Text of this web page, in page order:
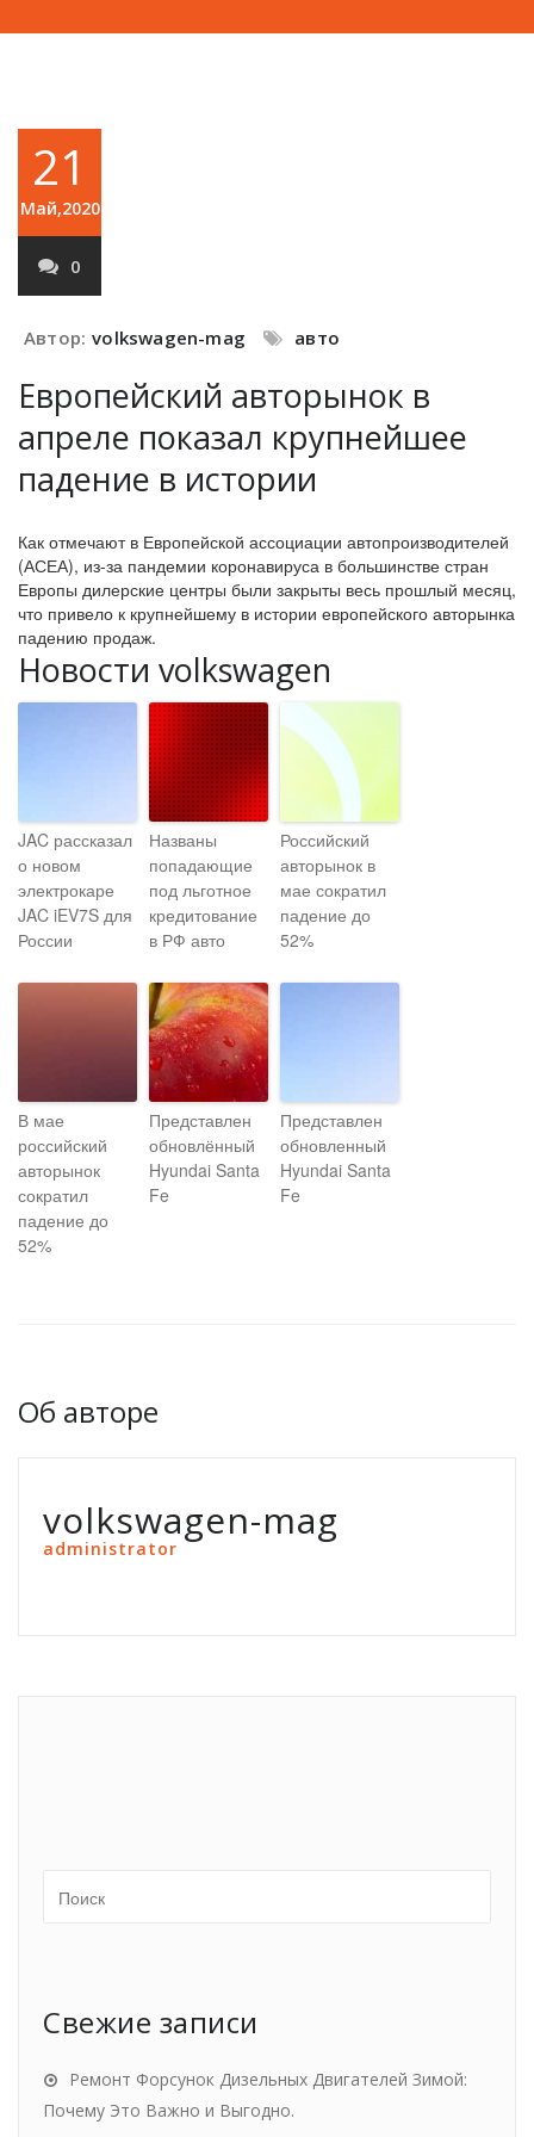
21
Май,2020
0
Автор: volkswagen-mag авто
Европейский авторынок в
апреле показал крупнейшее
падение в истории
Как отмечают в Европейской ассоциации автопроизводителей
(АСЕА), из-за пандемии коронавируса в большинстве стран
Европы дилерские центры были закрыты весь прошлый месяц,
что привело к крупнейшему в истории европейского авторынка
падению продаж.
Новости volkswagen
JAC рассказал
о новом
электрокаре
JAC iEV7S для
России
Названы
попадающие
под льготное
кредитование
в РФ авто
Российский
авторынок в
мае сократил
падение до
52%
В мае
российский
авторынок
сократил
падение до
52%
Представлен
обновлённый
Hyundai Santa
Fe
Представлен
обновленный
Hyundai Santa
Fe
Об авторе
volkswagen-mag
administrator
Свежие записи
Ремонт Форсунок Дизельных Двигателей Зимой:
Почему Это Важно и Выгодно.